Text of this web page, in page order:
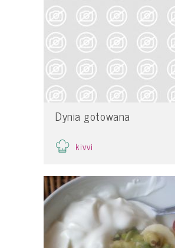
Dynia gotowana
kivvi